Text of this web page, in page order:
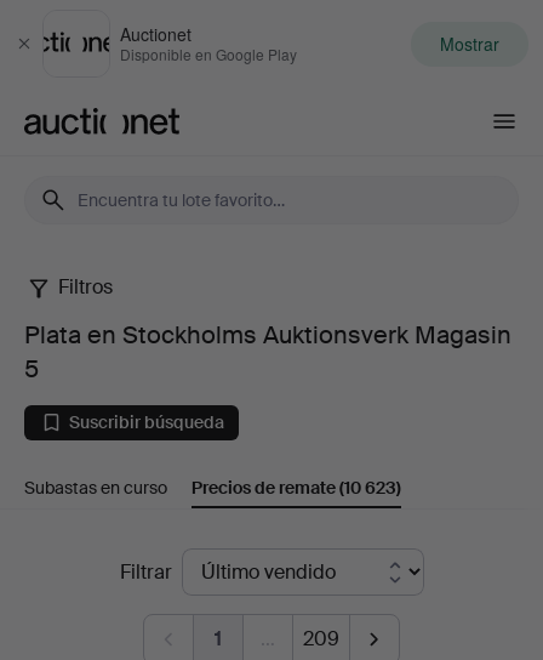
Cerrar
Auctionet
Disponible en Google Play Mostrar
Plata
en
Stockholms
Auktionsverk
Filtros
Plata en Stockholms Auktionsverk Magasin
5
Suscribir búsqueda
Subastas en curso Precios de remate(10 623)
Filtrar
1 … 209